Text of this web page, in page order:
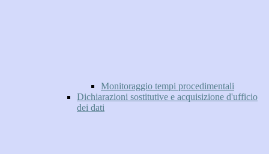
Monitoraggio tempi procedimentali
Dichiarazioni sostitutive e acquisizione d'ufficio
dei dati